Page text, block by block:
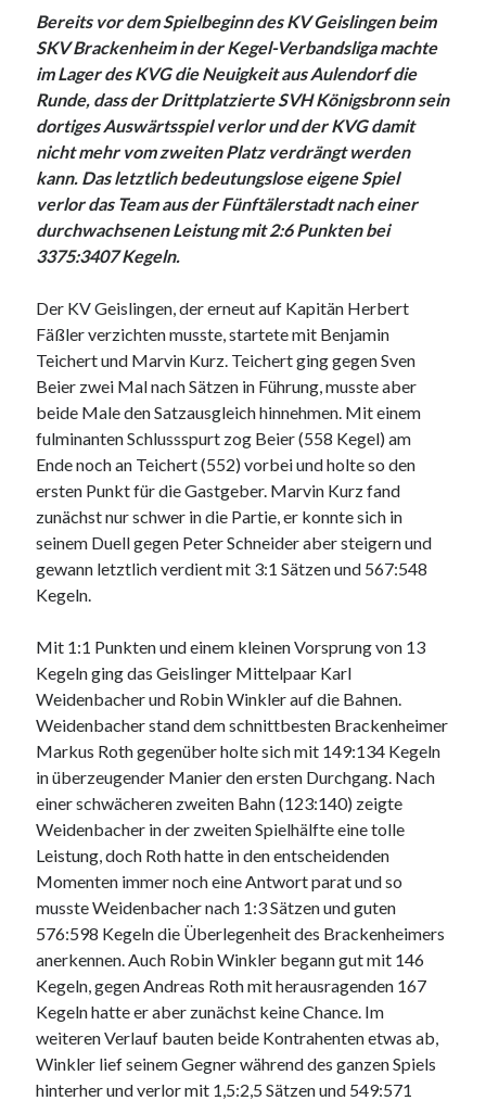
73312 Geislingen an der Steige
Trainingszeiten:
Dienstag und Donnerstag 17.00 - 20.00 Uhr
Webseite durchsuchen:
Suchen
Nachrichtenarchiv
Nachrichtenarchiv
Bereits vor dem Spielbeginn des KV Geislingen beim
SKV Brackenheim in der Kegel-Verbandsliga machte
im Lager des KVG die Neuigkeit aus Aulendorf die
Runde, dass der Drittplatzierte SVH Königsbronn sein
dortiges Auswärtsspiel verlor und der KVG damit
nicht mehr vom zweiten Platz verdrängt werden
kann. Das letztlich bedeutungslose eigene Spiel
verlor das Team aus der Fünftälerstadt nach einer
durchwachsenen Leistung mit 2:6 Punkten bei
3375:3407 Kegeln.
Der KV Geislingen, der erneut auf Kapitän Herbert
Fäßler verzichten musste, startete mit Benjamin
Teichert und Marvin Kurz. Teichert ging gegen Sven
Beier zwei Mal nach Sätzen in Führung, musste aber
beide Male den Satzausgleich hinnehmen. Mit einem
fulminanten Schlussspurt zog Beier (558 Kegel) am
Ende noch an Teichert (552) vorbei und holte so den
ersten Punkt für die Gastgeber. Marvin Kurz fand
zunächst nur schwer in die Partie, er konnte sich in
seinem Duell gegen Peter Schneider aber steigern und
gewann letztlich verdient mit 3:1 Sätzen und 567:548
Kegeln.
Mit 1:1 Punkten und einem kleinen Vorsprung von 13
Kegeln ging das Geislinger Mittelpaar Karl
Weidenbacher und Robin Winkler auf die Bahnen.
Weidenbacher stand dem schnittbesten Brackenheimer
Markus Roth gegenüber holte sich mit 149:134 Kegeln
in überzeugender Manier den ersten Durchgang. Nach
einer schwächeren zweiten Bahn (123:140) zeigte
Weidenbacher in der zweiten Spielhälfte eine tolle
Leistung, doch Roth hatte in den entscheidenden
Momenten immer noch eine Antwort parat und so
musste Weidenbacher nach 1:3 Sätzen und guten
576:598 Kegeln die Überlegenheit des Brackenheimers
anerkennen. Auch Robin Winkler begann gut mit 146
Kegeln, gegen Andreas Roth mit herausragenden 167
Kegeln hatte er aber zunächst keine Chance. Im
weiteren Verlauf bauten beide Kontrahenten etwas ab,
Winkler lief seinem Gegner während des ganzen Spiels
hinterher und verlor mit 1,5:2,5 Sätzen und 549:571